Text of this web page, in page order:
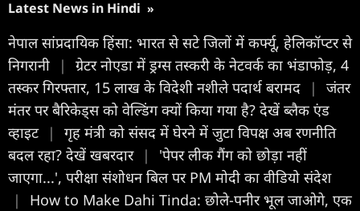
Latest News in Hindi »
नेपाल सांप्रदायिक हिंसा: भारत से सटे जिलों में कर्फ्यू, हेलिकॉप्टर से
निगरानी
|
ग्रेटर नोएडा में ड्रग्स तस्करी के नेटवर्क का भंडाफोड़, 4
तस्कर गिरफ्तार, 15 लाख के विदेशी नशीले पदार्थ बरामद
|
जंतर
मंतर पर बैरिकेड्स को वेल्डिंग क्यों किया गया है? देखें ब्लैक एंड
व्हाइट |
गृह मंत्री को संसद में घेरने में जुटा विपक्ष अब रणनीति
बदल रहा? देखें खबरदार |
'पेपर लीक गैंग को छोड़ा नहीं
जाएगा...', परीक्षा संशोधन बिल पर PM मोदी का वीडियो संदेश
|
How to Make Dahi Tinda: छोले-पनीर भूल जाओगे, एक